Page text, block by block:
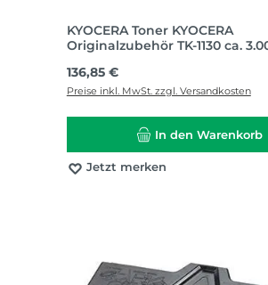
KYOCERA Toner KYOCERA
Originalzubehör TK-1130 ca.
Regulärer Preis:
136,85 €
Preise inkl. MwSt. zzgl. Versandkosten
In den Warenkorb
Jetzt merken